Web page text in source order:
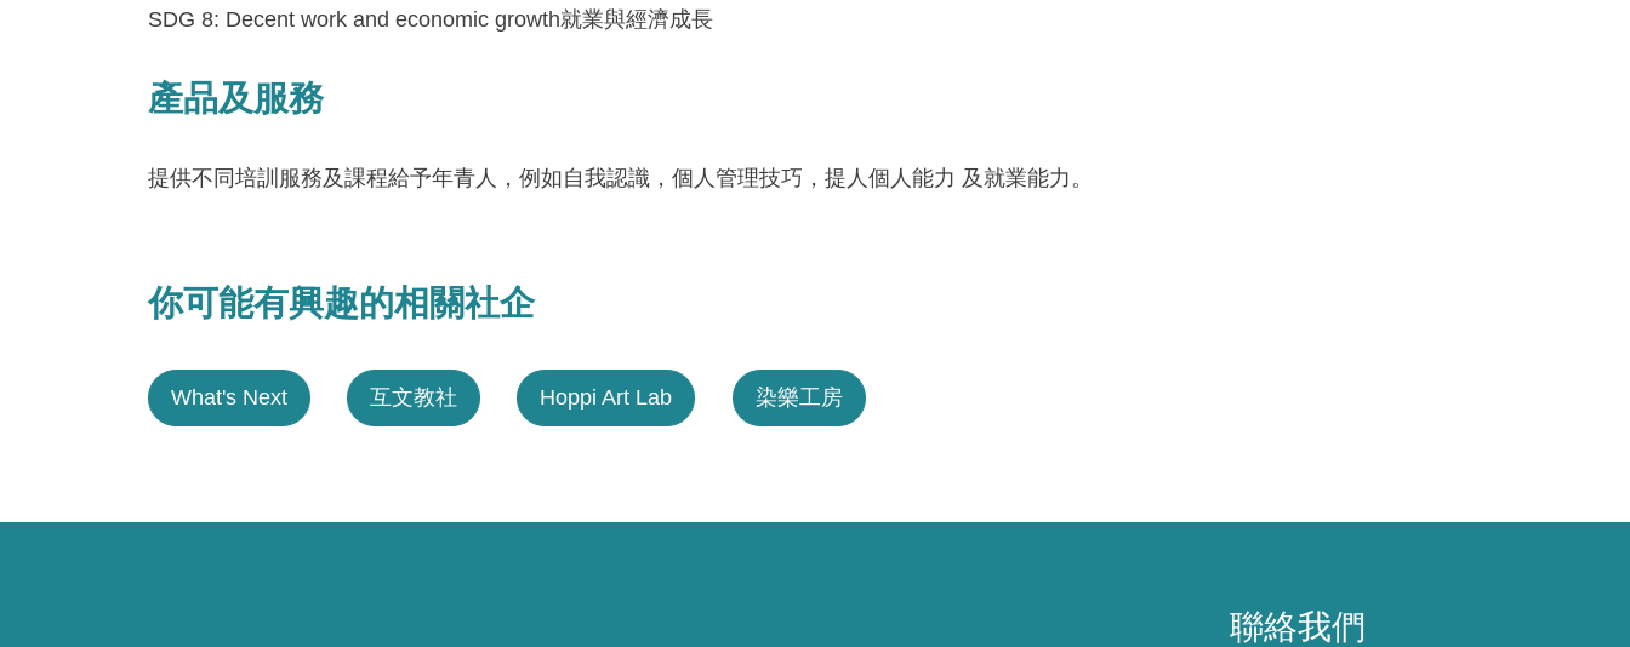
SDG 8: Decent work and economic growth就業與經濟成長
產品及服務
提供不同培訓服務及課程給予年青人，例如自我認識，個人管理技巧，提人個人能力 及就業能力。
你可能有興趣的相關社企
What's Next 互文教社 Hoppi Art Lab 染樂工房
聯絡我們